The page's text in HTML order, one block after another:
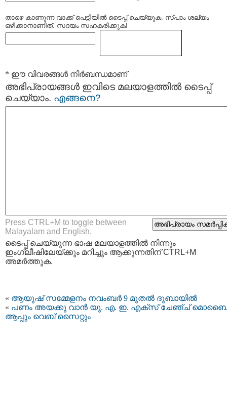
താഴെ കാണുന്ന വാക്ക് പെട്ടിയില്‍ ടൈപ്പ്‌ ചെയ്യുക. സ്പാം ശല്യം
ഒഴിക്കാനാണിത്. സദയം സഹകരിക്കുക!
* ഈ വിവരങ്ങള്‍ നിര്‍ബന്ധമാണ്
അഭിപ്രായങ്ങള്‍ ഇവിടെ മലയാളത്തില്‍ ടൈപ്പ്
ചെയ്യാം. എങ്ങനെ?
Press CTRL+M to toggle between
Malayalam and English.
ടൈപ്പ്‌ ചെയ്യുന്ന ഭാഷ മലയാളത്തില്‍ നിന്നും
ഇംഗ്ലീഷിലേയ്ക്കും മറിച്ചും ആക്കുന്നതിന് CTRL+M
അമര്‍ത്തുക.
« ആയുഷ് സമ്മേളനം നവംബര്‍ 9 മുതൽ ദുബായിൽ
« പണം അയക്കു വാന്‍ യു. എ. ഇ. എക്സ് ചേഞ്ച്
ആപ്പും വെബ് സൈറ്റും